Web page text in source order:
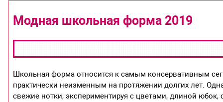
Модная школьная форма 2019
Школьная форма относится к самым консервативным
практически неизменным на протяжении долгих лет.
свежие нотки, экспериментируя с цветами, длиной